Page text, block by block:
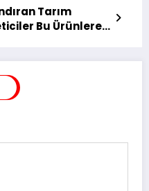
Tarım
Bu Ürünlere